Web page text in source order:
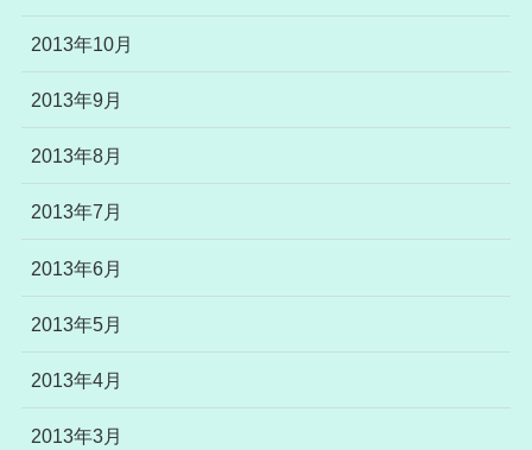
2013年10月
2013年9月
2013年8月
2013年7月
2013年6月
2013年5月
2013年4月
2013年3月